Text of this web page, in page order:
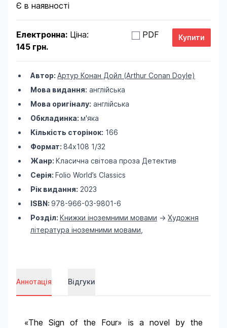
Є в наявності
Електронна: Ціна:
145 грн.
PDF
Автор: Артур Конан Дойл (Arthur Conan Doyle)
Мова видання: англійська
Мова оригіналу: англійська
Обкладинка: м'яка
Кількість сторінок: 166
Формат: 84х108 1/32
Жанр: Класична світова проза Детектив
Серія: Folio World’s Classics
Рік видання: 2023
ISBN: 978-966-03-9801-6
Розділ: Книжки іноземними мовами -> Художня
література іноземними мовами
Аннотація Відгуки
«The Sign of the Four» is a novel by the